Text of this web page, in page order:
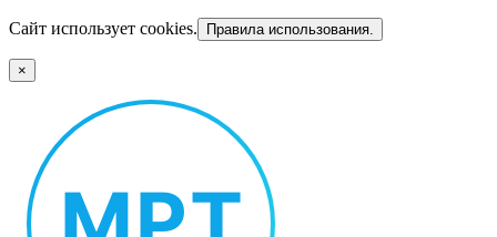
Сайт использует cookies. Правила использования.
×